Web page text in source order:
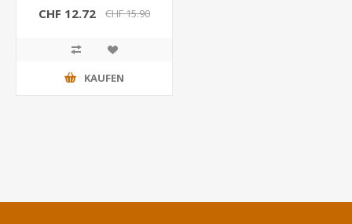
CHF 12.72 CHF 15.90
KAUFEN